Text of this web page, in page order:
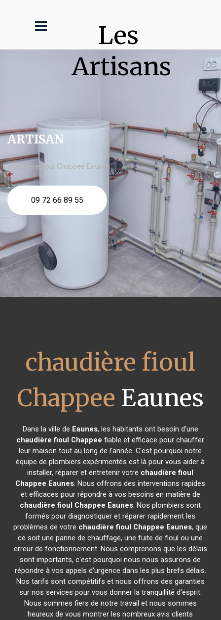
Les
Artisans
ARTISAN
chaudière fioul Chappee Eaunes
09 72 66 89 55
chaudière fioul
Chappee Eaunes
Dans la ville de Eaunes, les habitants ont besoin d'une
chaudière fioul Chappee fiable et efficace pour chauffer
leur maison tout au long de l'année. C'est pourquoi notre
équipe de plombiers expérimentés est là pour vous aider à
installer, réparer et entretenir votre chaudière fioul
Chappee Eaunes. Nous offrons des interventions rapides
et efficaces pour répondre à vos besoins en matière de
chaudière fioul Chappee Eaunes. Nos plombiers sont
formés pour diagnostiquer et réparer rapidement les
problèmes de votre chaudière fioul Chappee Eaunes, que
ce soit une panne de chauffage, une fuite de fioul ou une
erreur de fonctionnement. Nous comprenons que les délais
sont importants, c'est pourquoi nous nous assurons de
répondre à vos appels d'urgence dans les plus brefs délais.
Nos tarifs sont compétitifs et nous offrons des garanties
sur nos services pour vous donner la tranquillité d'esprit.
Nous sommes fiers de notre travail et nous sommes
heureux de vous montrer les nombreux avis clients